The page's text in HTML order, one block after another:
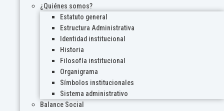
¿Quiénes somos?
Estatuto general
Estructura Administrativa
Identidad institucional
Historia
Filosofía institucional
Organigrama
Símbolos institucionales
Sistema administrativo
Balance Social